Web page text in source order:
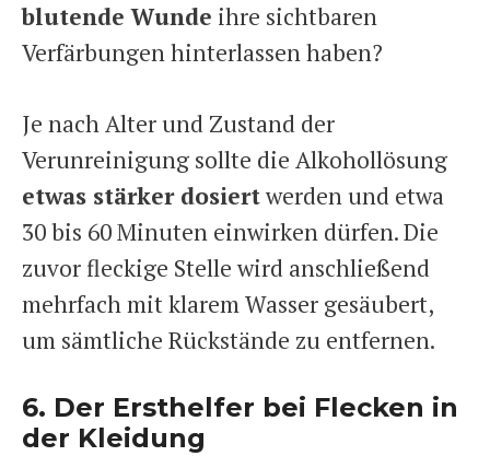
blutende Wunde ihre sichtbaren
Verfärbungen hinterlassen haben?
Je nach Alter und Zustand der
Verunreinigung sollte die Alkohollösung
etwas stärker dosiertwerden und etwa
30 bis 60 Minuten einwirken dürfen. Die
zuvor fleckige Stelle wird anschließend
mehrfach mit klarem Wasser gesäubert,
um sämtliche Rückstände zu entfernen.
6. Der Ersthelfer bei Flecken in
der Kleidung